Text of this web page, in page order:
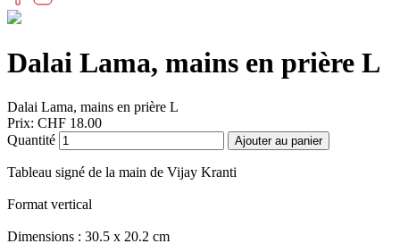
Dalai Lama, mains en prière L
Dalai Lama, mains en prière L
Prix: CHF 18.00
Quantité
Ajouter au panier
Tableau signé de la main de Vijay Kranti
Format vertical
Dimensions : 30.5 x 20.2 cm